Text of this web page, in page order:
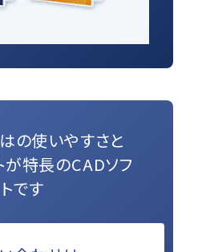
の使いやすさと
特長のCADソフ
トです